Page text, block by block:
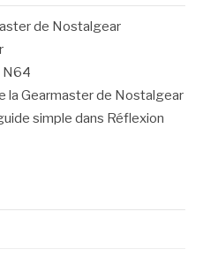
de Nostalgear
N64
la Gearmaster de Nostalgear
simple dans Réflexion